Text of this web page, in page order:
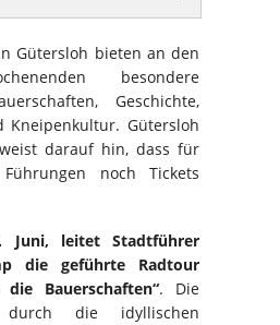
Gütersloh bieten an den
besondere
Geschichte,
Kneipenkultur. Gütersloh
darauf hin, dass für
noch Tickets
Juni, leitet Stadtführer
die geführte Radtour
Bauerschaften“. Die
die idyllischen